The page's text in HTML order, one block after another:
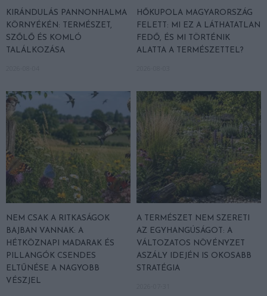
KIRÁNDULÁS PANNONHALMA
KÖRNYÉKÉN: TERMÉSZET,
SZŐLŐ ÉS KOMLÓ
TALÁLKOZÁSA
HŐKUPOLA MAGYARORSZÁG
FELETT: MI EZ A LÁTHATATLAN
FEDŐ, ÉS MI TÖRTÉNIK
ALATTA A TERMÉSZETTEL?
NEM CSAK A RITKASÁGOK
BAJBAN VANNAK: A
HÉTKÖZNAPI MADARAK ÉS
PILLANGÓK CSENDES
ELTŰNÉSE A NAGYOBB
VÉSZJEL
A TERMÉSZET NEM SZERETI
AZ EGYHANGÚSÁGOT: A
VÁLTOZATOS NÖVÉNYZET
ASZÁLY IDEJÉN IS OKOSABB
STRATÉGIA